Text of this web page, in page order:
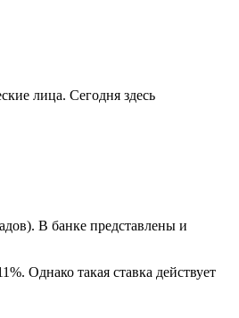
лица. Сегодня здесь
В банке представлены и
Однако такая ставка действует